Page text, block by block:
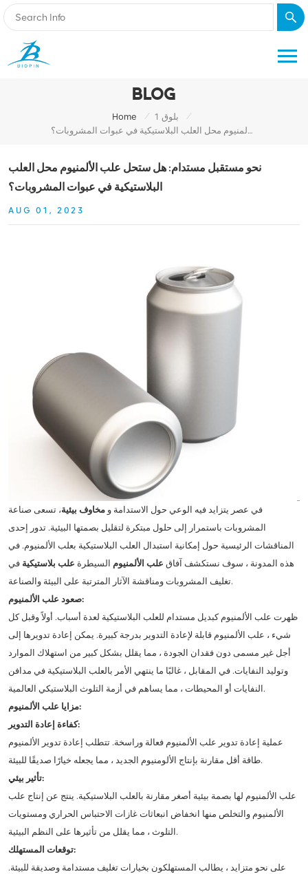
BLOG
Home / بلوق 1
/
نحو مستقبل مستدام: هل ستحل علب الألمنيوم محل العلب البلاستيكية في عبوات المشروبات؟
نحو مستقبل مستدام: هل ستحل علب الألمنيوم محل العلب
البلاستيكية في عبوات المشروبات؟
AUG 01, 2023
في عصر يتزايد فيه الوعي حول الاستدامة و مخاوف بيئية، تسعى صناعة
المشروبات باستمرار إلى حلول مبتكرة لتقليل بصمتها البيئية. تدور إحدى
المناقشات الرئيسية حول إمكانية استبدال العلب البلاستيكية بعلب الألمنيوم. في
هذه المدونة ، سوف نستكشف آفاق علب الألمنيوم السيطرة علب بلاستيكية في
تغليف المشروبات ومناقشة الآثار المترتبة على البيئة والصناعة.
صعود علب الألمنيوم:
ظهرت علب الألمنيوم كبديل مستدام للعلب البلاستيكية لعدة أسباب. أولاً وقبل كل
شيء ، علب الألمنيوم قابلة لإعادة التدوير بدرجة كبيرة. يمكن إعادة تدويرها إلى
أجل غير مسمى دون فقدان الجودة ، مما يقلل بشكل كبير من استهلاك الموارد
وتوليد النفايات. في المقابل ، غالبًا ما ينتهي الأمر بالعلب البلاستيكية في مدافن
النفايات أو المحيطات ، مما يساهم في أزمة التلوث البلاستيكي العالمية.
مزايا علب الألمنيوم:
كفاءة إعادة التدوير:
عملية إعادة تدوير علب الألمنيوم فعالة وراسخة. تتطلب إعادة تدوير الألمنيوم
طاقة أقل مقارنة بإنتاج الألومنيوم الجديد ، مما يجعله خيارًا صديقًا للبيئة.
تأثير بيئي:
علب الألمنيوم لها بصمة بيئية أصغر مقارنة بالعلب البلاستيكية. ينتج عن إنتاج علب
الألمنيوم والتخلص منها انخفاض انبعاثات غازات الاحتباس الحراري ومستويات
التلوث ، مما يقلل من تأثيرها على النظم البيئية.
توقعات المستهلك:
على نحو متزايد ، يطالب المستهلكون بخيارات تغليف مستدامة وصديقة للبيئة.